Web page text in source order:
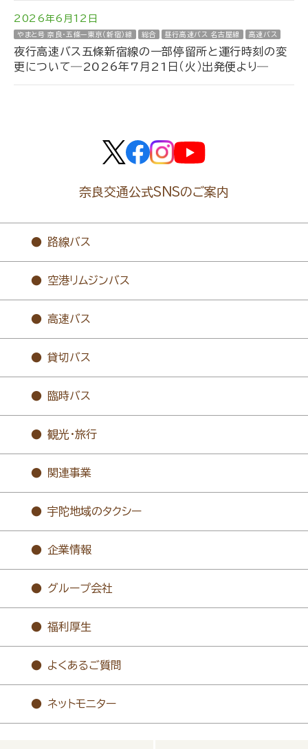
2026年6月12日
やまと号 奈良・五條ー東京（新宿）線 総合 昼行高速バス 名古屋線 高速バス
夜行高速バス五條新宿線の一部停留所と運行時刻の変
更について―2026年7月21日（火）出発便より―
奈良交通公式SNSのご案内
路線バス
空港リムジンバス
高速バス
貸切バス
臨時バス
観光・旅行
関連事業
宇陀地域のタクシー
企業情報
グループ会社
福利厚生
よくあるご質問
ネットモニター